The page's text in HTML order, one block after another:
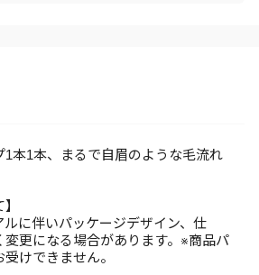
1本1本、まるで自眉のような毛流れ
ルに伴いパッケージデザイン、仕
変更になる場合があります。※商品パ
けできません。